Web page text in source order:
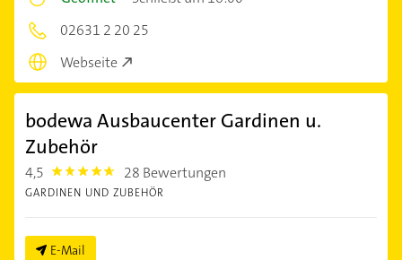
02631 2 20 25
Webseite
bodewa Ausbaucenter Gardinen u.
Zubehör
4,5 4.5 28 Bewertungen
GARDINEN UND ZUBEHÖR
E-Mail